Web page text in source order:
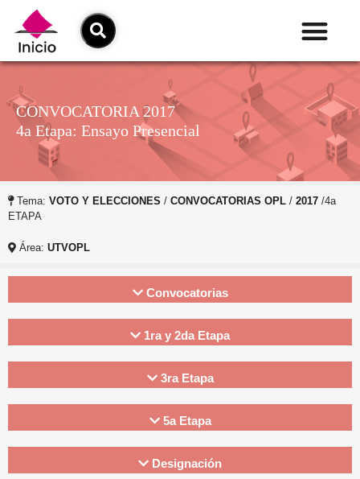
CONVOCATORIA 2017
4a Etapa: Ensayo Presencial
Tema: VOTO Y ELECCIONES / CONVOCATORIAS OPL / 2017 /4a
ETAPA
Área: UTVOPL
Convocatorias
1ra y 2da Etapa
3ra Etapa
5a Etapa
Designación